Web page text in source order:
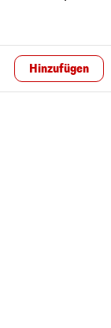
Hinzufügen